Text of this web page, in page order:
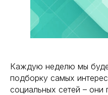
Каждую неделю мы
подборку самых
социальных сетей – они